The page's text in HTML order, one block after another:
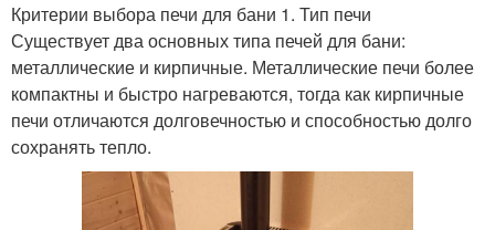
Критерии выбора печи для бани 1. Тип печи
Существует два основных типа печей для бани:
металлические и кирпичные. Металлические печи более
компактны и быстро нагреваются, тогда как кирпичные
печи отличаются долговечностью и способностью долго
сохранять тепло.